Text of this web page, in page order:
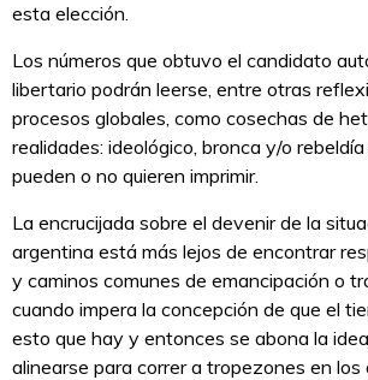
esta elección.
Los números que obtuvo el candidato
libertario podrán leerse, entre otras
procesos globales, como cosechas de
realidades: ideológico, bronca y/o
pueden o no quieren imprimir.
La encrucijada sobre el devenir de la
argentina está más lejos de encontrar
y caminos comunes de emancipación o
cuando impera la concepción de que el
esto que hay y entonces se abona la
alinearse para correr a tropezones en los